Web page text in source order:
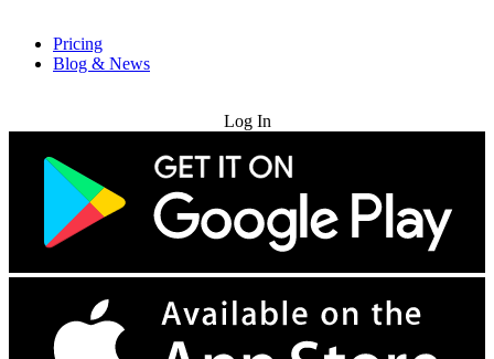
Pricing
Blog & News
Log In